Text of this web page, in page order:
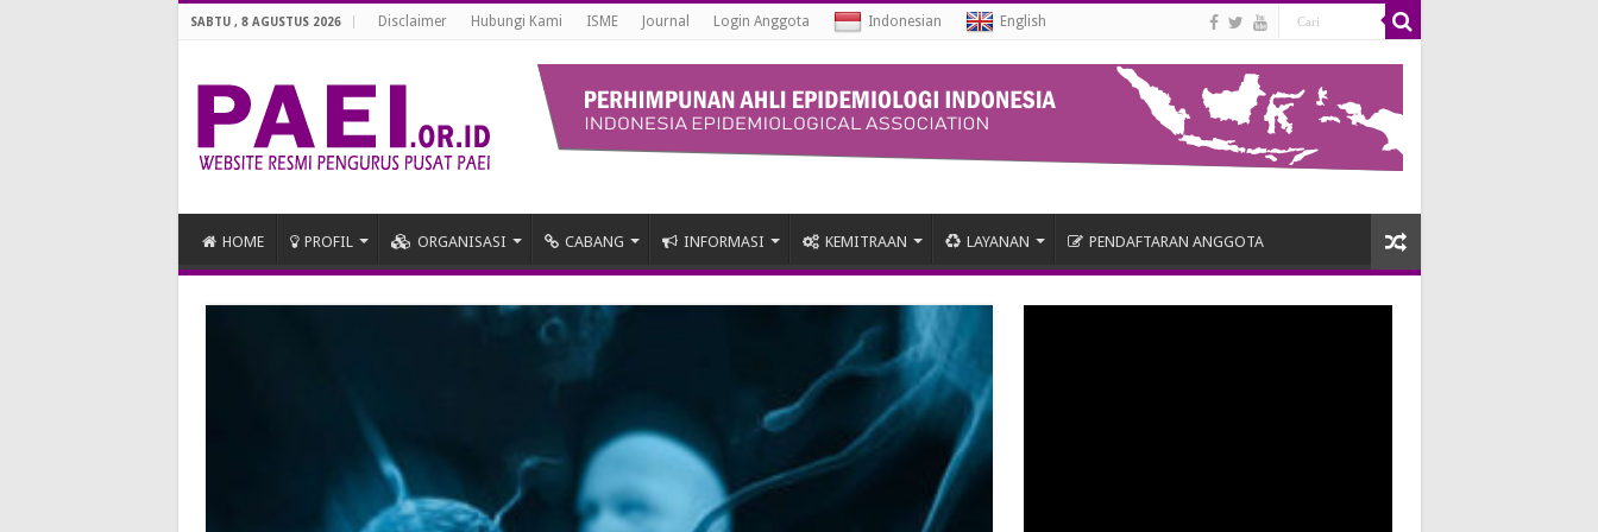
SABTU , 8 AGUSTUS 2026 Disclaimer Hubungi Kami ISME Journal Login Anggota Indonesian English
HOME PROFIL ORGANISASI CABANG INFORMASI KEMITRAAN LAYANAN PENDAFTARAN ANGGOTA